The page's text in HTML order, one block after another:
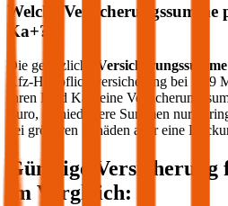
Welche Versicherungssumme
Ka+?
Die gesetzliche Versicherungssumme
Kfz-Haftpflichtversicherung bei 7,79
Ihren Ford Ka+
eine
Euro, da niedrigere Summen nur
bei größeren Schäden aber eine
Günstige Versicherung
im Vergleich: